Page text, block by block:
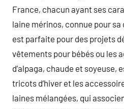
France, chacun ayant ses
laine mérinos, connue pour
est parfaite pour des projets
vêtements pour bébés ou les
d’alpaga, chaude et soyeuse,
tricots d’hiver et les
laines mélangées, qui